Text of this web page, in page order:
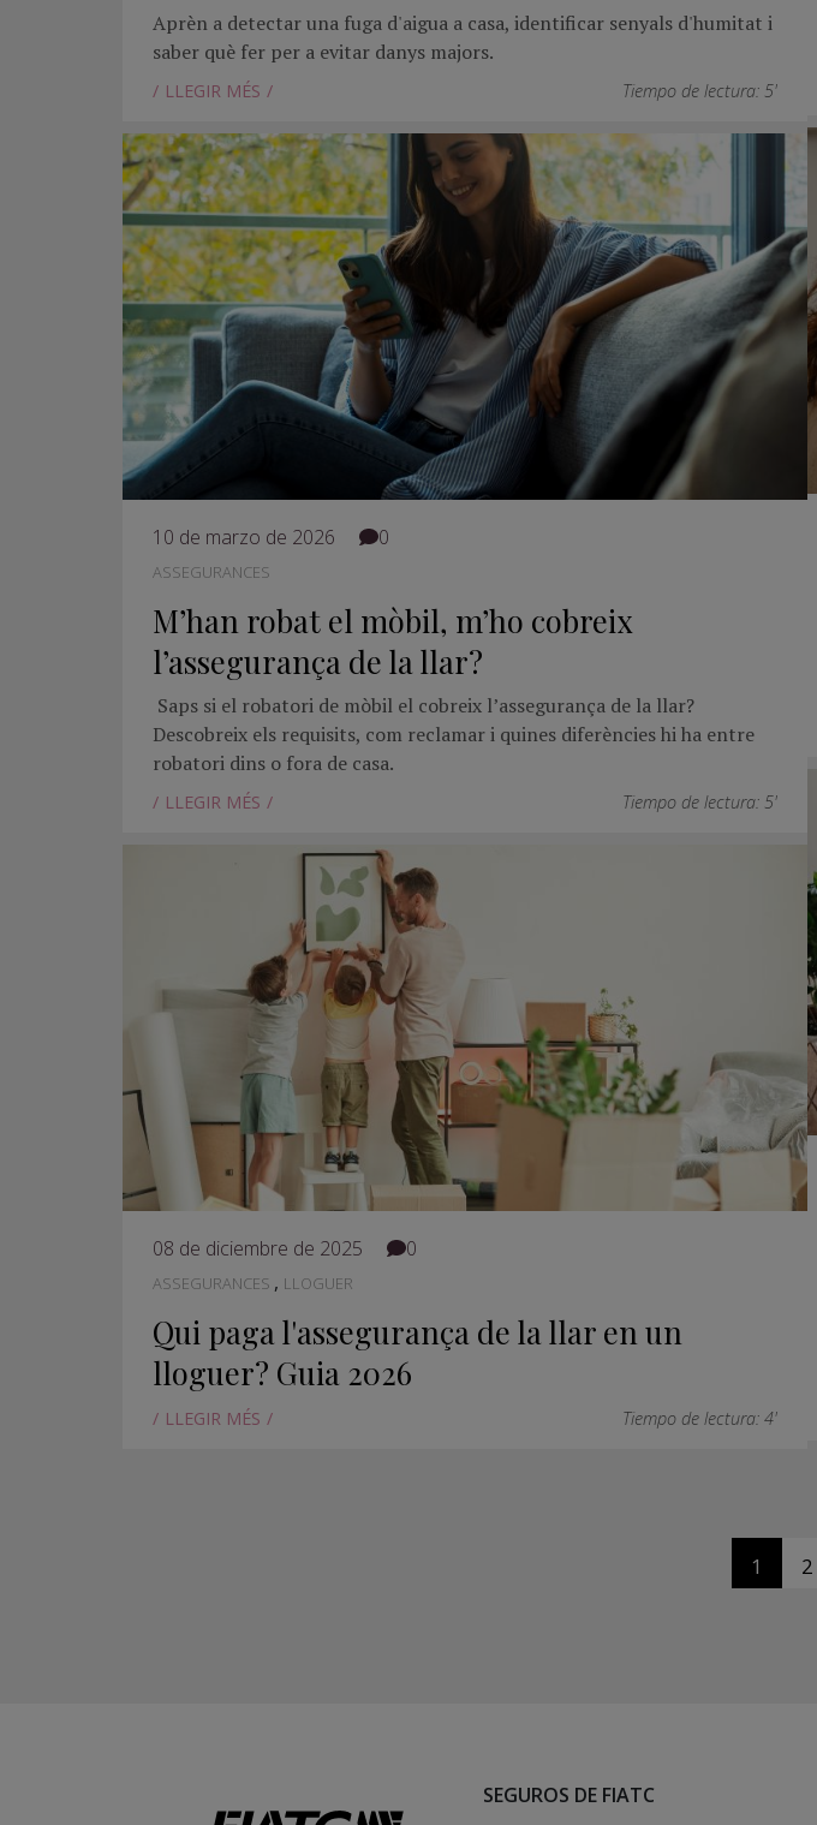
Aprèn a detectar una fuga d'aigua a casa, identificar senyals d'humitat i
saber què fer per a evitar danys majors.
LLEGIR MÉS Tiempo de lectura: 5'
10 de marzo de 2026 0
ASSEGURANCES
M’han robat el mòbil, m’ho cobreix
l’assegurança de la llar?
Saps si el robatori de mòbil el cobreix l’assegurança de la llar?
Descobreix els requisits, com reclamar i quines diferències hi ha entre
robatori dins o fora de casa.
LLEGIR MÉS Tiempo de lectura: 5'
08 de diciembre de 2025 0
ASSEGURANCES , LLOGUER
Qui paga l'assegurança de la llar en un
lloguer? Guia 2026
LLEGIR MÉS Tiempo de lectura: 4'
1 2
SEGUROS DE FIATC